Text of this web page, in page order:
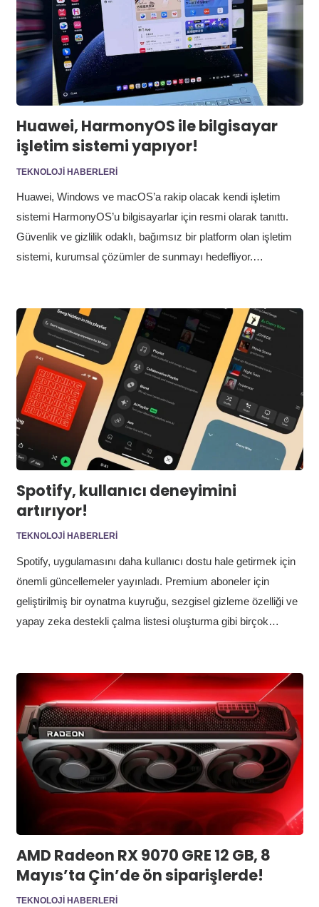
Huawei, HarmonyOS ile bilgisayar
işletim sistemi yapıyor!
TEKNOLOJI HABERLERI
Huawei, Windows ve macOS’a rakip olacak kendi işletim
sistemi HarmonyOS’u bilgisayarlar için resmi olarak tanıttı.
Güvenlik ve gizlilik odaklı, bağımsız bir platform olan işletim
sistemi, kurumsal çözümler de sunmayı hedefliyor.…
Spotify, kullanıcı deneyimini
artırıyor!
TEKNOLOJI HABERLERI
Spotify, uygulamasını daha kullanıcı dostu hale getirmek için
önemli güncellemeler yayınladı. Premium aboneler için
geliştirilmiş bir oynatma kuyruğu, sezgisel gizleme özelliği ve
yapay zeka destekli çalma listesi oluşturma gibi birçok…
AMD Radeon RX 9070 GRE 12 GB, 8
Mayıs’ta Çin’de ön siparişlerde!
TEKNOLOJI HABERLERI